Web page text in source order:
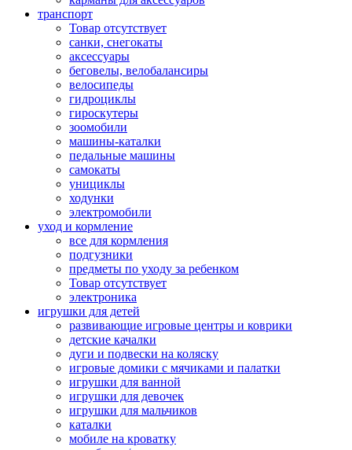
транспорт
Товар отсутствует
санки, снегокаты
аксессуары
беговелы, велобалансиры
велосипеды
гидроциклы
гироскутеры
зоомобили
машины-каталки
педальные машины
самокаты
унициклы
ходунки
электромобили
уход и кормление
все для кормления
подгузники
предметы по уходу за ребенком
Товар отсутствует
электроника
игрушки для детей
развивающие игровые центры и коврики
детские качалки
дуги и подвески на коляску
игровые домики с мячиками и палатки
игрушки для ванной
игрушки для девочек
игрушки для мальчиков
каталки
мобиле на кроватку